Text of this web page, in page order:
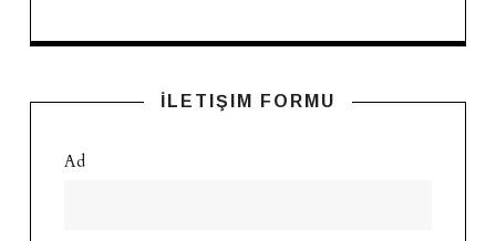
İLETIŞIM FORMU
Ad